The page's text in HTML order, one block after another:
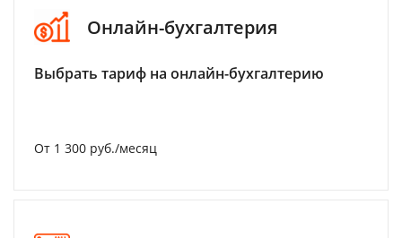
Онлайн-бухгалтерия
Выбрать тариф на онлайн-бухгалтерию
От 1 300 руб./месяц